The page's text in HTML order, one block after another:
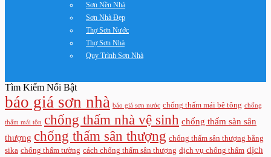
Sơn Nền Nhà
Sơn Nhà Đẹp
Thợ Sơn Nước
Thợ Sơn Nhà
Quy Trình Sơn Nhà
Tìm Kiếm Nổi Bật
báo giá sơn nhà báo giá sơn nước chống thấm mái bê tông chống
thấm mái tôn chống thấm nhà vệ sinh chống thấm sàn sân
thượng chống thấm sân thượng chống thấm sân thượng bằng
sika chống thấm tường cách chống thấm sân thượng dịch vụ chống thấm dịch